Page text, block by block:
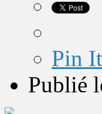
Pin It
Publié